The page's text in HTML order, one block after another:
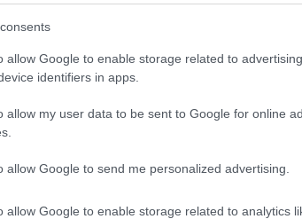
allow Google to enable storage related to
identifiers in apps.
allow my user data to be sent to Google for online
allow Google to send me personalized advertising.
allow Google to enable storage related to analytics
esta zona, el precio de BTC alcanzó sus
2026 se formaron dentro de esta banda
fase de acumulación. Para que esto
naranja o roja, como sucedió en los
anteriores, observamos un patrón